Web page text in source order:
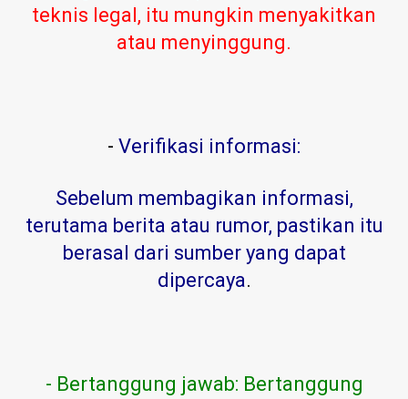
teknis legal, itu mungkin menyakitkan
atau menyinggung.
- Verifikasi informasi:
Sebelum membagikan informasi,
terutama berita atau rumor, pastikan itu
berasal dari sumber yang dapat
dipercaya.
- Bertanggung jawab: Bertanggung